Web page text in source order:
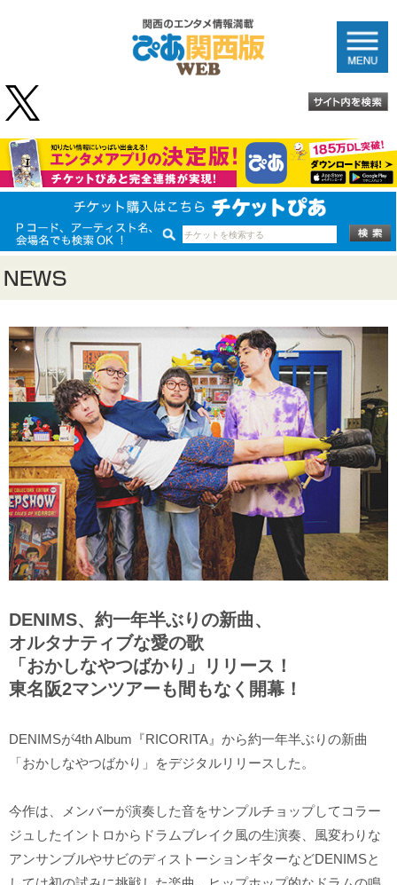
DENIMS、約一年半ぶりの新曲、
オルタナティブな愛の歌
「おかしなやつばかり」リリース！
東名阪2マンツアーも間もなく開幕！
DENIMSが4th Album『RICORITA』から約一年半ぶりの新曲
「おかしなやつばかり」をデジタルリリースした。
今作は、メンバーが演奏した音をサンプルチョップしてコラー
ジュしたイントロからドラムブレイク風の生演奏、風変わりな
アンサンブルやサビのディストーションギターなどDENIMSと